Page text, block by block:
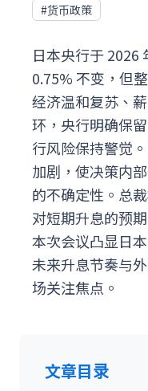
#货币政策
日本央行于 2026
0.75% 不变，但
经济温和复苏、
环，央行明确保
行风险保持警觉
加剧，使决策内
的不确定性。总
对短期升息的预
本次会议凸显日
未来升息节奏与
场关注焦点。
文章目录